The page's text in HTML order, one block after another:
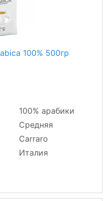
100% 500гр
100% арабики
Средняя
Carraro
Италия